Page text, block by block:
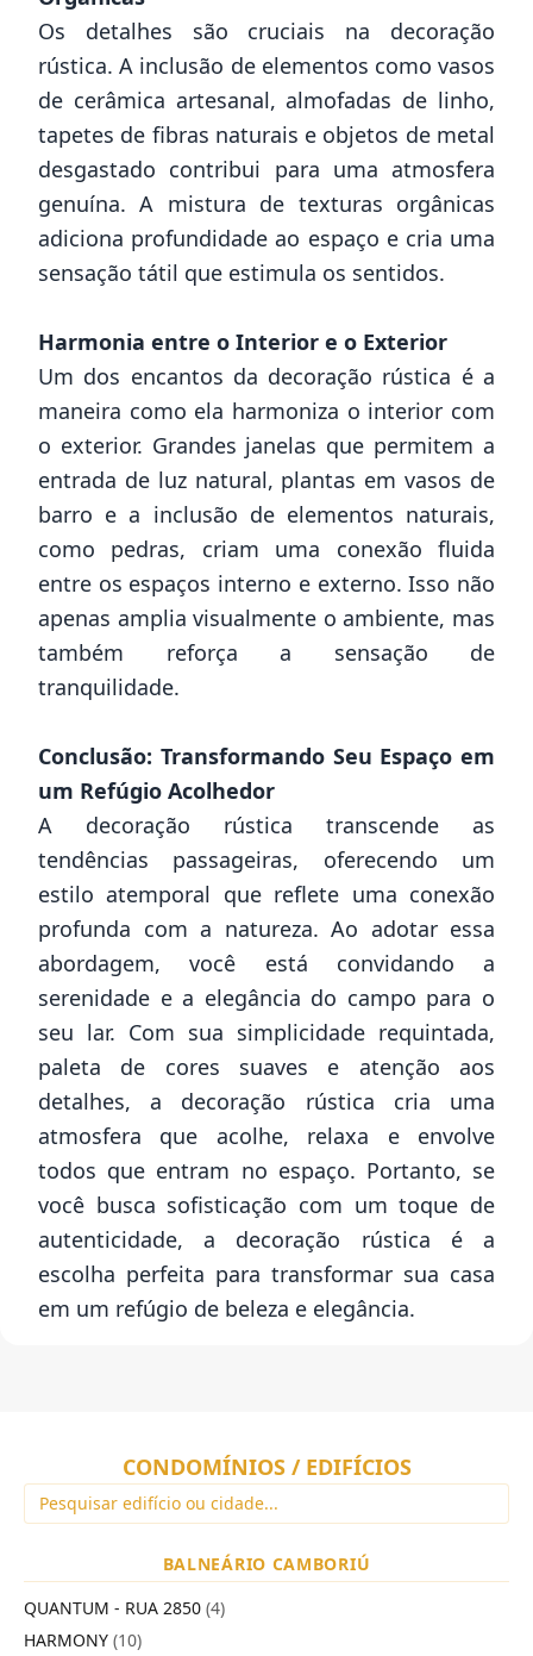
Os detalhes são cruciais na decoração
rústica. A inclusão de elementos como vasos
de cerâmica artesanal, almofadas de linho,
tapetes de fibras naturais e objetos de metal
desgastado contribui para uma atmosfera
genuína. A mistura de texturas orgânicas
adiciona profundidade ao espaço e cria uma
sensação tátil que estimula os sentidos.
Harmonia entre o Interior e o Exterior
Um dos encantos da decoração rústica é a
maneira como ela harmoniza o interior com
o exterior. Grandes janelas que permitem a
entrada de luz natural, plantas em vasos de
barro e a inclusão de elementos naturais,
como pedras, criam uma conexão fluida
entre os espaços interno e externo. Isso não
apenas amplia visualmente o ambiente, mas
também reforça a sensação de
tranquilidade.
Conclusão: Transformando Seu Espaço em
um Refúgio Acolhedor
A decoração rústica transcende as
tendências passageiras, oferecendo um
estilo atemporal que reflete uma conexão
profunda com a natureza. Ao adotar essa
abordagem, você está convidando a
serenidade e a elegância do campo para o
seu lar. Com sua simplicidade requintada,
paleta de cores suaves e atenção aos
detalhes, a decoração rústica cria uma
atmosfera que acolhe, relaxa e envolve
todos que entram no espaço. Portanto, se
você busca sofisticação com um toque de
autenticidade, a decoração rústica é a
escolha perfeita para transformar sua casa
em um refúgio de beleza e elegância.
CONDOMÍNIOS / EDIFÍCIOS
BALNEÁRIO CAMBORIÚ
QUANTUM - RUA 2850 (4)
HARMONY (10)